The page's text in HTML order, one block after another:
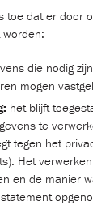
toe dat er door
die nodig
mogen
het blijft
te
tegen het
Het
en de manier